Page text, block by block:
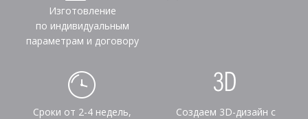
Изготовление
по индивидуальным
параметрам и договору
Сроки от 2-4 недель,
Создаем 3D-дизайн с